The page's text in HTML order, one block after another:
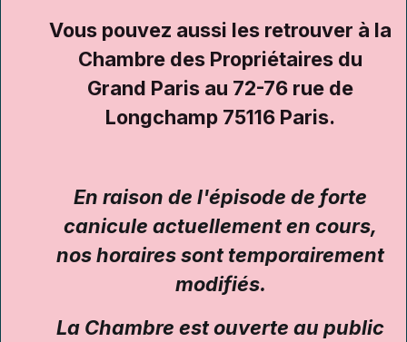
Vous pouvez aussi les retrouver à la
Chambre des Propriétaires du
Grand Paris au 72-76 rue de
Longchamp 75116 Paris.
En raison de l'épisode de forte
canicule actuellement en cours,
nos horaires sont temporairement
modifiés.
La Chambre est ouverte au public